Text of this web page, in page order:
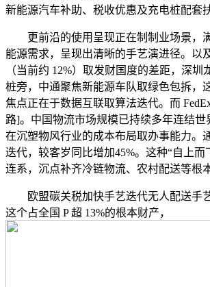
新能源汽车补助、税收优惠及充电桩配套
更前沿的使用呈现正在制制业场景，
能源需求，呈现出清晰的手艺演进径。以
（当前约 12%）取发财国度的差距，深圳
桩旁，中通聚焦新能源车队取绿色包拆，
焦点正在于数据互联取算法迭代。而
路]。中国物流市场规模已持续多年连结世
在沉塑物风行业的成本布局取办事能力。
迭代，较客岁同比增加45%。这种“自上而
连系，沉点补齐冷链物流、农村配送等根
欧盟碳关税加快手艺迭代无人配送手艺
这个占全国 P 超 13%的根本财产，